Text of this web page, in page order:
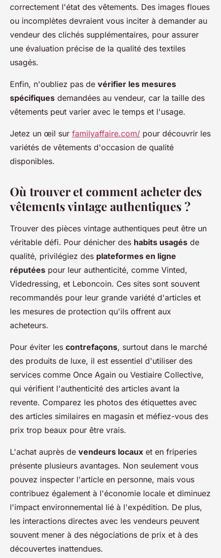
correctement l'état des vêtements. Des images floues
ou incomplètes devraient vous inciter à demander au
vendeur des clichés supplémentaires, pour assurer
une évaluation précise de la qualité des textiles
usagés.
Enfin, n'oubliez pas de vérifier les mesures
spécifiques demandées au vendeur, car la taille des
vêtements peut varier avec le temps et l'usage.
Jetez un œil sur familyaffaire.com/ pour découvrir les
variétés de vêtements d'occasion de qualité
disponibles.
Où trouver et comment acheter des
vêtements vintage authentiques ?
Trouver des pièces vintage authentiques peut être un
véritable défi. Pour dénicher des habits usagés de
qualité, privilégiez des plateformes en ligne
réputées pour leur authenticité, comme Vinted,
Videdressing, et Leboncoin. Ces sites sont souvent
recommandés pour leur grande variété d'articles et
les mesures de protection qu'ils offrent aux
acheteurs.
Pour éviter les contrefaçons, surtout dans le marché
des produits de luxe, il est essentiel d'utiliser des
services comme Once Again ou Vestiaire Collective,
qui vérifient l'authenticité des articles avant la
revente. Comparez les photos des étiquettes avec
des articles similaires en magasin et méfiez-vous des
prix trop beaux pour être vrais.
L'achat auprès de vendeurs locaux et en friperies
présente plusieurs avantages. Non seulement vous
pouvez inspecter l'article en personne, mais vous
contribuez également à l'économie locale et diminuez
l'impact environnemental lié à l'expédition. De plus,
les interactions directes avec les vendeurs peuvent
souvent mener à des négociations de prix et à des
découvertes inattendues.